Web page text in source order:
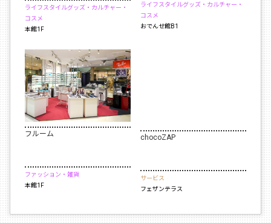
ライフスタイルグッズ・カルチャー・
コスメ
本館1F
ライフスタイルグッズ・カルチャー・
コスメ
おでんせ館B1
フルーム
ファッション・雑貨
本館1F
chocoZAP
サービス
フェザンテラス